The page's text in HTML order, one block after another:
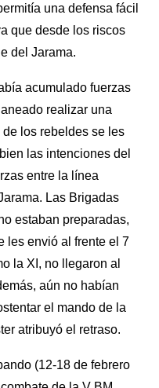
una defensa fácil
que desde los riscos
del Jarama.
acumulado fuerzas
realizar una
los rebeldes se les
las intenciones del
entre la línea
Las Brigadas
estaban preparadas,
les envió al frente el 7
la XI, no llegaron al
aún no habían
el mando de la
atribuyó el retraso.
(12-18 de febrero